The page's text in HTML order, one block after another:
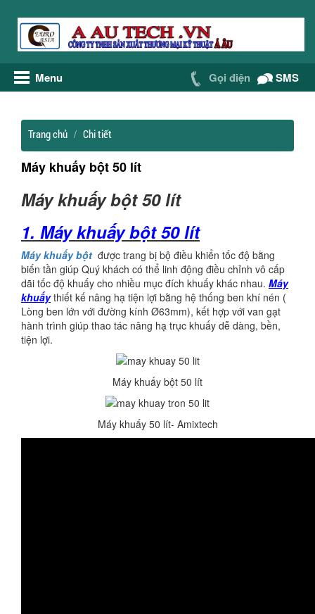
Menu Gọi điện SMS
Trang chủ Chi tiết
Máy khuấy bột 50 lít
Máy khuấy bột 50 lít
1. Máy khuấy bột 50 lít
Máy khuấy bột được trang bị bộ điều khiển tốc độ bằng
biến tần giúp Quý khách có thể linh động điều chỉnh vô cấp
dãi tốc độ khuấy cho nhiều mục đích khuấy khác nhau. Máy
khuấy thiết kế nâng hạ tiện lợi bằng hệ thống ben khí nén (
Lòng ben lớn với đường kính Ø63mm), kết hợp với van gạt
hành trình giúp thao tác nâng hạ trục khuấy dễ dàng, bền,
tiện lợi.
Máy khuấy bột 50 lít
Máy khuấy 50 lít- Amixtech